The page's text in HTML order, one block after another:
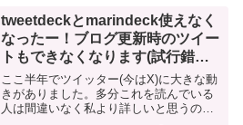
tweetdeckとmarindeck使えなく
なったー！ブログ更新時のツイー
トもできなくなります(試行錯誤
中)
ここ半年でツイッター(今はX)に大きな動
きがありました。多分これを読んでいる
人は間違いなく私より詳しいと思うので